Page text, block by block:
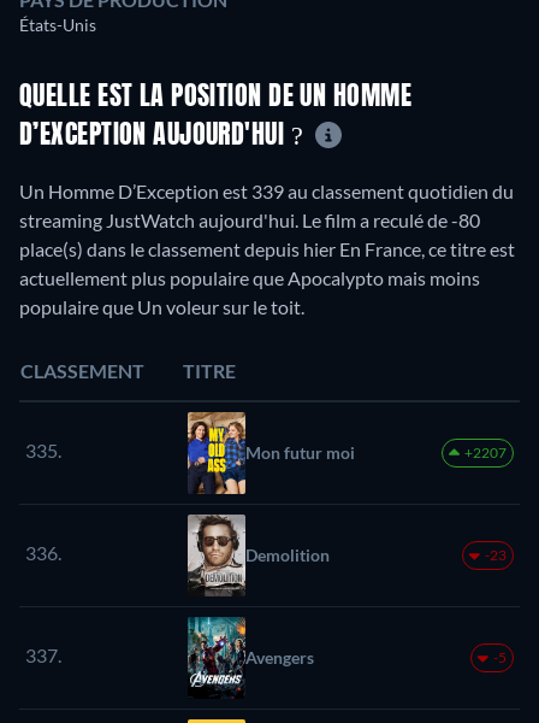
États-Unis
QUELLE EST LA POSITION DE UN HOMME
D’EXCEPTION AUJOURD'HUI ?
Un Homme D’Exception est 339 au classement quotidien du
streaming JustWatch aujourd'hui. Le film a reculé de -80
place(s) dans le classement depuis hier En France, ce titre est
actuellement plus populaire que Apocalypto mais moins
populaire que Un voleur sur le toit.
CLASSEMENT TITRE
335. Mon futur moi +2207
336. Demolition -23
337. Avengers -5